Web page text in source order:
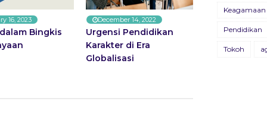
16, 2023
Bingkis
December 14, 2022
Urgensi Pendidikan
Karakter di Era
Globalisasi
Keagamaan
Pendidikan
Tokoh